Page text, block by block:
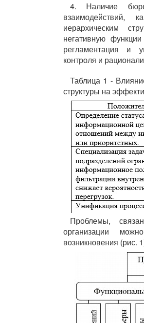
4. Наличие
взаимодействий,
иерархическим
негативную
регламентация и
контроля и
Таблица 1 -
структуры на
Проблемы,
организации
возникновения (рис.